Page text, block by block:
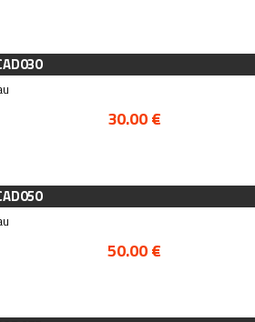
30.00 €
50.00 €